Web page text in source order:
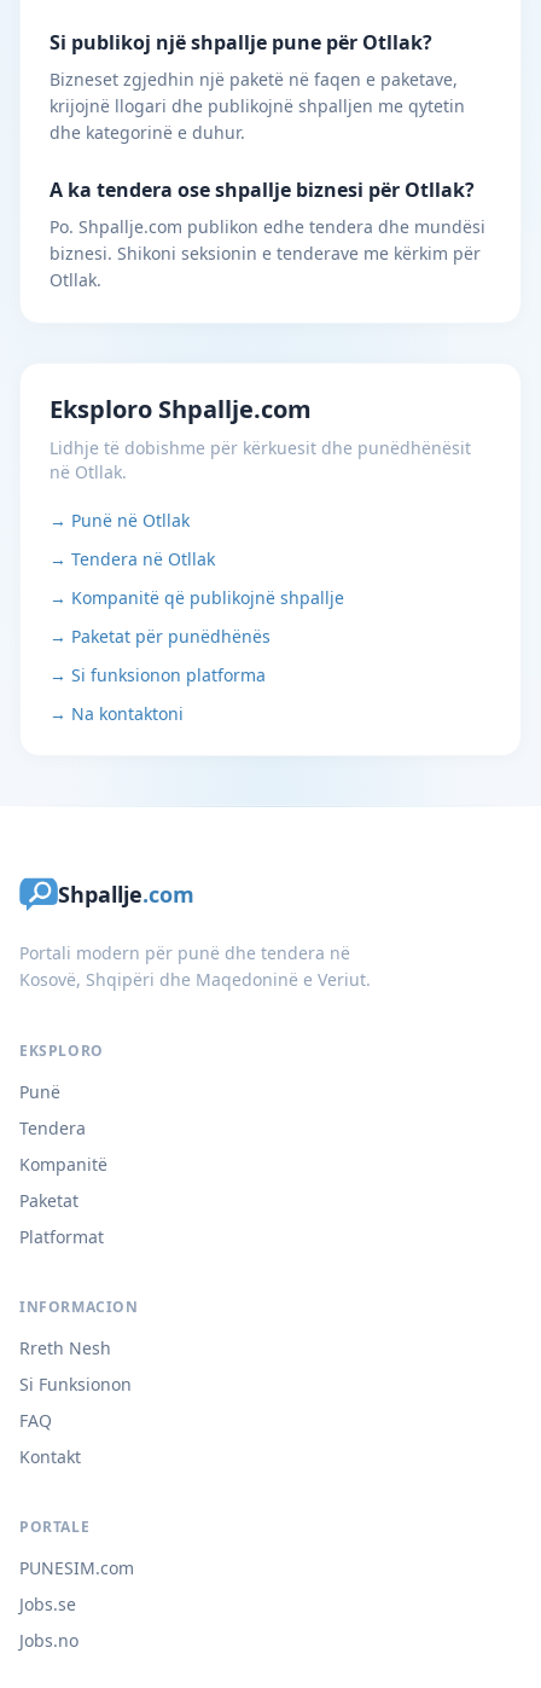
Si publikoj një shpallje pune për Otllak?
Bizneset zgjedhin një paketë në faqen e paketave,
krijojnë llogari dhe publikojnë shpalljen me qytetin
dhe kategorinë e duhur.
A ka tendera ose shpallje biznesi për Otllak?
Po. Shpallje.com publikon edhe tendera dhe mundësi
biznesi. Shikoni seksionin e tenderave me kërkim për
Otllak.
Eksploro Shpallje.com
Lidhje të dobishme për kërkuesit dhe punëdhënësit
në Otllak.
→ Punë në Otllak
→ Tendera në Otllak
→ Kompanitë që publikojnë shpallje
→ Paketat për punëdhënës
→ Si funksionon platforma
→ Na kontaktoni
Shpallje.com
Portali modern për punë dhe tendera në
Kosovë, Shqipëri dhe Maqedoninë e Veriut.
EKSPLORO
Punë
Tendera
Kompanitë
Paketat
Platformat
INFORMACION
Rreth Nesh
Si Funksionon
FAQ
Kontakt
PORTALE
PUNESIM.com
Jobs.se
Jobs.no